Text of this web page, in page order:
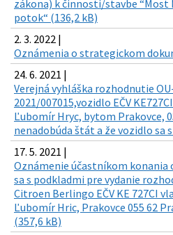
zákona) k činnosti/stavbe “Most
potok“ (136,2 kB)
2. 3. 2022 |
Oznámenia o strategickom
24. 6. 2021 |
Verejná vyhláška rozhodnutie
2021/007015,vozidlo EČV
Ľubomír Hryc, bytom Prakovce,
nenadobúda štát a že vozidlo sa
17. 5. 2021 |
Oznámenie účastníkom
sa s podkladmi pre vydanie
Citroen Berlingo EČV KE 727CI
Ľubomír Hric, Prakovce 055 62
(357,6 kB)